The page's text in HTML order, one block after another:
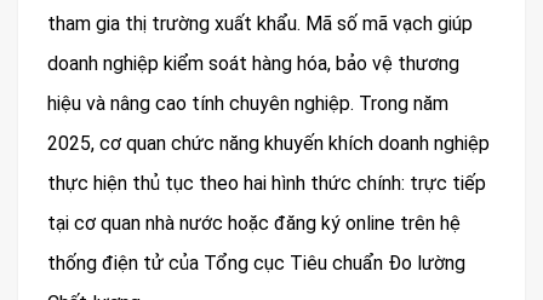
tham gia thị trường xuất khẩu. Mã số mã vạch giúp
doanh nghiệp kiểm soát hàng hóa, bảo vệ thương
hiệu và nâng cao tính chuyên nghiệp. Trong năm
2025, cơ quan chức năng khuyến khích doanh nghiệp
thực hiện thủ tục theo hai hình thức chính: trực tiếp
tại cơ quan nhà nước hoặc đăng ký online trên hệ
thống điện tử của Tổng cục Tiêu chuẩn Đo lường